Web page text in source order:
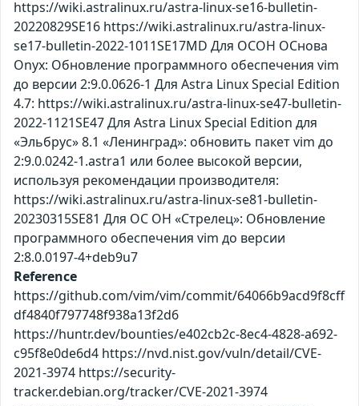
https://wiki.astralinux.ru/astra-linux-se16-bulletin-
20220829SE16 https://wiki.astralinux.ru/astra-linux-
se17-bulletin-2022-1011SE17MD Для ОСОН ОСнова
Оnyx: Обновление программного обеспечения vim
до версии 2:9.0.0626-1 Для Astra Linux Special Edition
4.7: https://wiki.astralinux.ru/astra-linux-se47-bulletin-
2022-1121SE47 Для Astra Linux Special Edition для
«Эльбрус» 8.1 «Ленинград»: обновить пакет vim до
2:9.0.0242-1.astra1 или более высокой версии,
используя рекомендации производителя:
https://wiki.astralinux.ru/astra-linux-se81-bulletin-
20230315SE81 Для ОС ОН «Стрелец»: Обновление
программного обеспечения vim до версии
2:8.0.0197-4+deb9u7
Reference
https://github.com/vim/vim/commit/64066b9acd9f8cff
df4840f797748f938a13f2d6
https://huntr.dev/bounties/e402cb2c-8ec4-4828-a692-
c95f8e0de6d4 https://nvd.nist.gov/vuln/detail/CVE-
2021-3974 https://security-
tracker.debian.org/tracker/CVE-2021-3974